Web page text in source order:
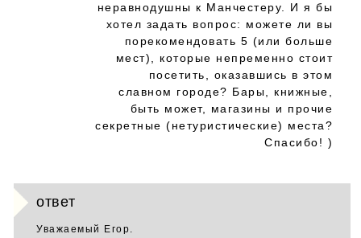
неравнодушны к Манчестеру. И я бы
хотел задать вопрос: можете ли вы
порекомендовать 5 (или больше
мест), которые непременно стоит
посетить, оказавшись в этом
славном городе? Бары, книжные,
быть может, магазины и прочие
секретные (нетуристические) места?
Спасибо! )
ответ
Уважаемый Егор.